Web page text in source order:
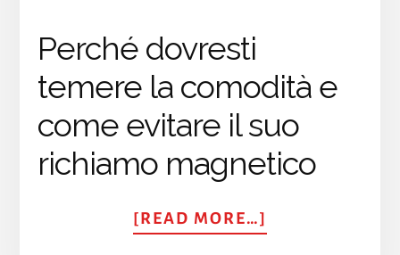
Perché dovresti
temere la comodità e
come evitare il suo
richiamo magnetico
[READ MORE…]